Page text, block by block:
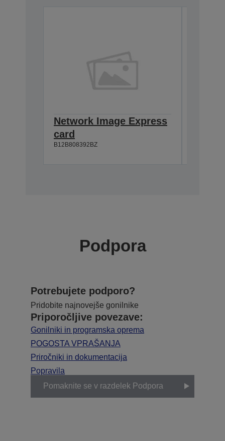
Network Image Express
card
B12B808392BZ
Podpora
Potrebujete podporo?
Pridobite najnovejše gonilnike
Priporočljive povezave:
Gonilniki in programska oprema
POGOSTA VPRAŠANJA
Priročniki in dokumentacija
Popravila
Pomaknite se v razdelek Podpora